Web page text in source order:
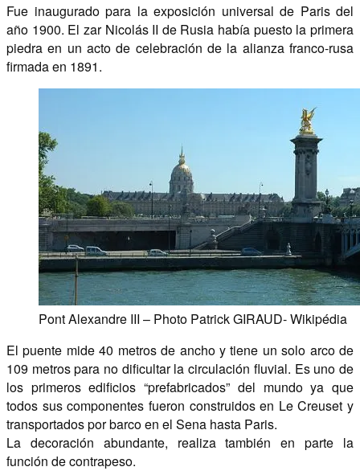
Fue inaugurado para la exposición universal de Paris del
año 1900. El zar Nicolás II de Rusia había puesto la primera
piedra en un acto de celebración de la alianza franco-rusa
firmada en 1891.
Pont Alexandre III – Photo Patrick GIRAUD- Wikipédia
El puente mide 40 metros de ancho y tiene un solo arco de
109 metros para no dificultar la circulación fluvial. Es uno de
los primeros edificios “prefabricados” del mundo ya que
todos sus componentes fueron construidos en Le Creuset y
transportados por barco en el Sena hasta Paris.
La decoración abundante, realiza también en parte la
función de contrapeso.